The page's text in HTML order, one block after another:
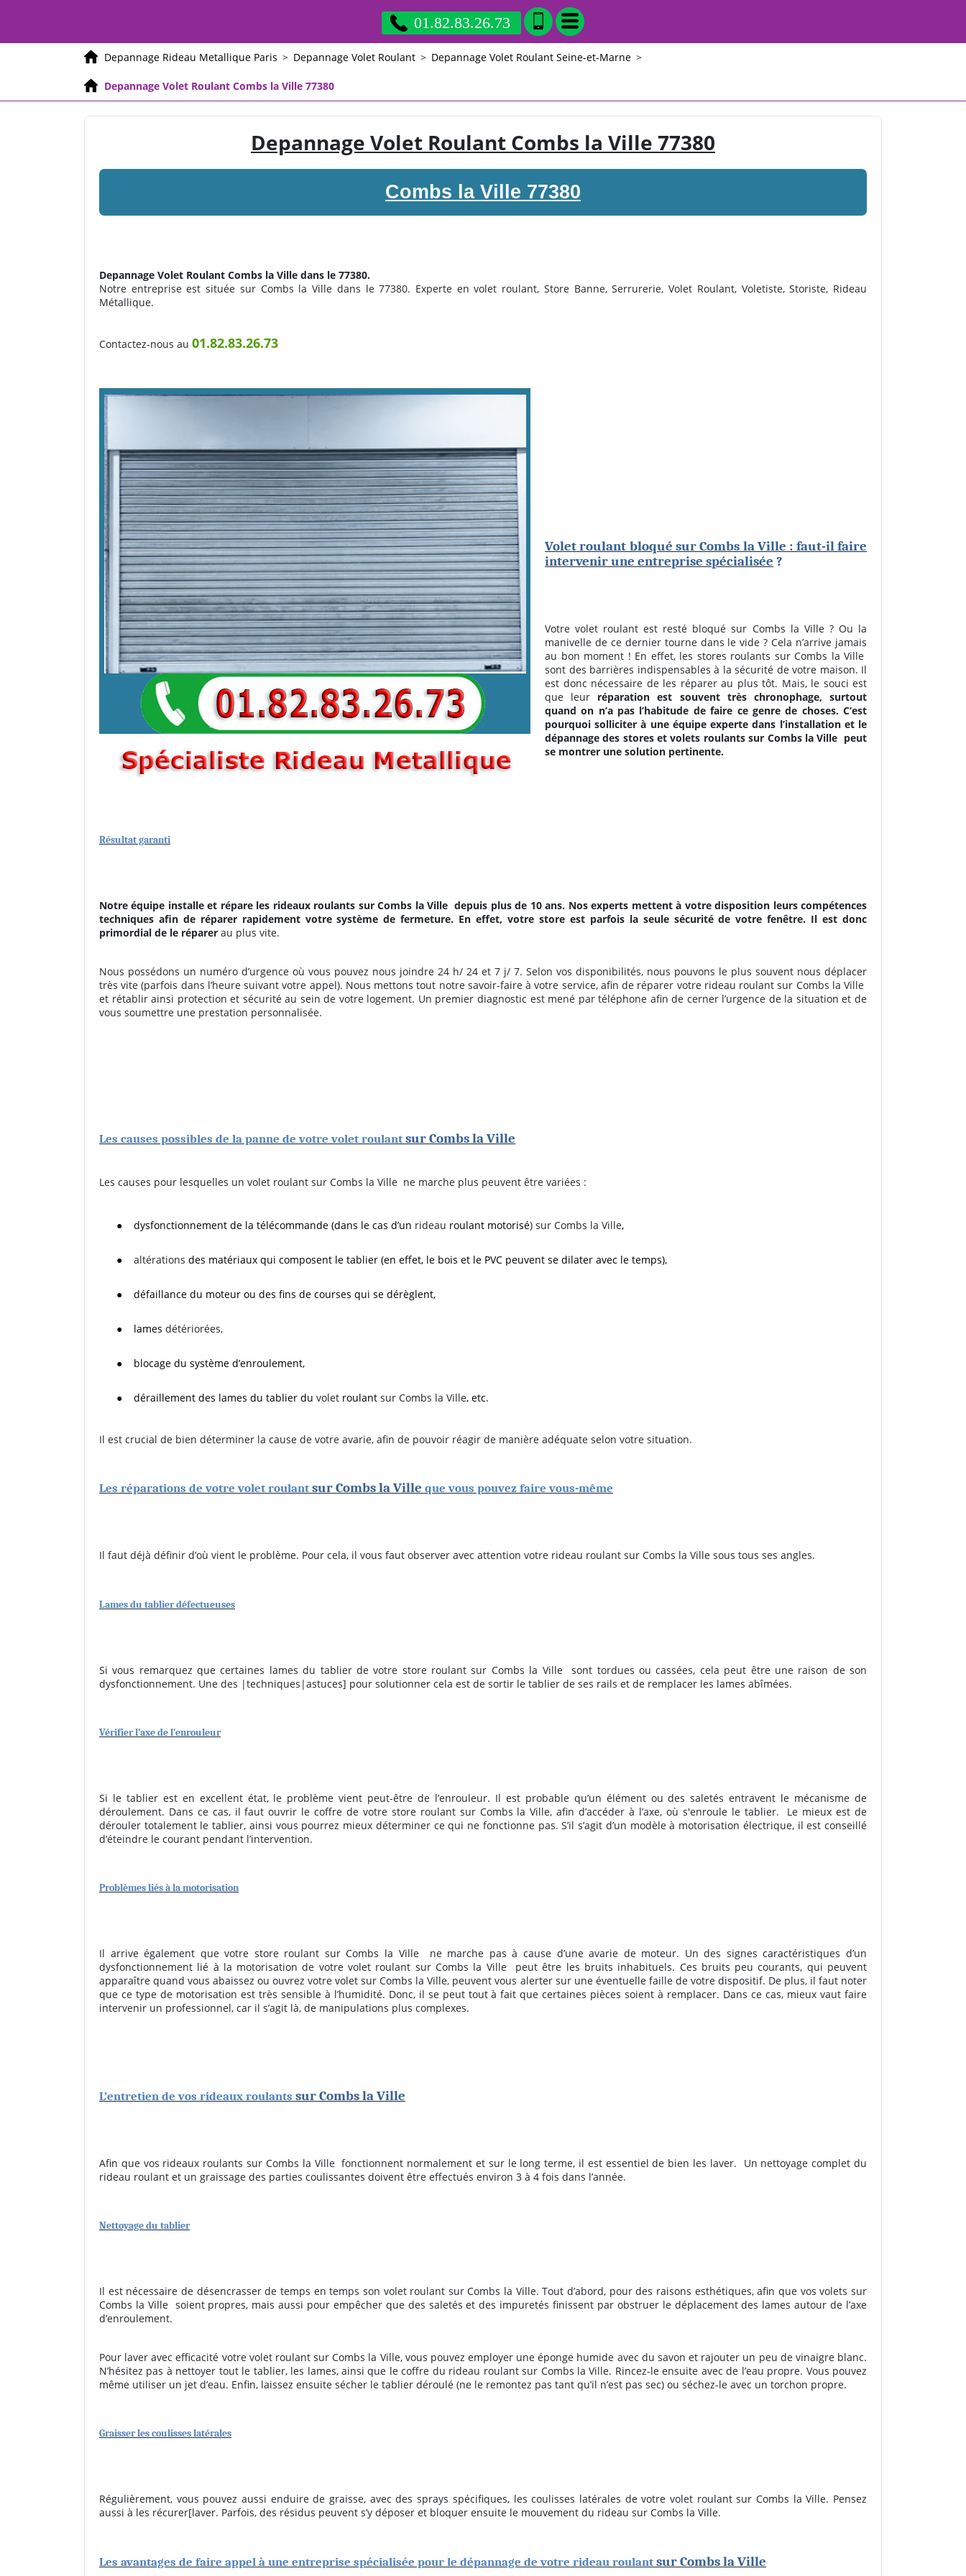
01.82.83.26.73
Depannage Rideau Metallique Paris > Depannage Volet Roulant > Depannage Volet Roulant Seine-et-Marne >
Depannage Volet Roulant Combs la Ville 77380
Depannage Volet Roulant Combs la Ville 77380
Combs la Ville 77380
Depannage Volet Roulant Combs la Ville dans le 77380.
Notre entreprise est située sur Combs la Ville dans le 77380. Experte en volet roulant, Store Banne, Serrurerie, Volet Roulant, Voletiste, Storiste, Rideau
Métallique.
Contactez-nous au 01.82.83.26.73
Volet roulant bloqué sur Combs la Ville : faut-il faire
intervenir une entreprise spécialisée ?
Votre volet roulant est resté bloqué sur Combs la Ville ? Ou la
manivelle de ce dernier tourne dans le vide ? Cela n’arrive jamais
au bon moment ! En effet, les stores roulants sur Combs la Ville
sont des barrières indispensables à la sécurité de votre maison. Il
est donc nécessaire de les réparer au plus tôt. Mais, le souci est
que leur réparation est souvent très chronophage, surtout
quand on n’a pas l’habitude de faire ce genre de choses. C’est
pourquoi solliciter à une équipe experte dans l’installation et le
dépannage des stores et volets roulants sur Combs la Ville peut
se montrer une solution pertinente.
Résultat garanti
Notre équipe installe et répare les rideaux roulants sur Combs la Ville depuis plus de 10 ans. Nos experts mettent à votre disposition leurs compétences
techniques afin de réparer rapidement votre système de fermeture. En effet, votre store est parfois la seule sécurité de votre fenêtre. Il est donc
primordial de le réparer au plus vite.
Nous possédons un numéro d’urgence où vous pouvez nous joindre 24 h/ 24 et 7 j/ 7. Selon vos disponibilités, nous pouvons le plus souvent nous déplacer
très vite (parfois dans l’heure suivant votre appel). Nous mettons tout notre savoir-faire à votre service, afin de réparer votre rideau roulant sur Combs la Ville
et rétablir ainsi protection et sécurité au sein de votre logement. Un premier diagnostic est mené par téléphone afin de cerner l’urgence de la situation et de
vous soumettre une prestation personnalisée.
Les causes possibles de la panne de votre volet roulant sur Combs la Ville
Les causes pour lesquelles un volet roulant sur Combs la Ville ne marche plus peuvent être variées :
● dysfonctionnement de la télécommande (dans le cas d’un rideau roulant motorisé) sur Combs la Ville,
● altérations des matériaux qui composent le tablier (en effet, le bois et le PVC peuvent se dilater avec le temps),
● défaillance du moteur ou des fins de courses qui se dérèglent,
● lames détériorées,
● blocage du système d’enroulement,
● déraillement des lames du tablier du volet roulant sur Combs la Ville, etc.
Il est crucial de bien déterminer la cause de votre avarie, afin de pouvoir réagir de manière adéquate selon votre situation.
Les réparations de votre volet roulant sur Combs la Ville que vous pouvez faire vous-même
Il faut déjà définir d’où vient le problème. Pour cela, il vous faut observer avec attention votre rideau roulant sur Combs la Ville sous tous ses angles.
Lames du tablier défectueuses
Si vous remarquez que certaines lames du tablier de votre store roulant sur Combs la Ville
sont tordues ou cassées, cela peut être une raison de son
dysfonctionnement. Une des |techniques|astuces] pour solutionner cela est de sortir le tablier de ses rails et de remplacer les lames abîmées.
Vérifier l’axe de l’enrouleur
Si le tablier est en excellent état, le problème vient peut-être de l’enrouleur. Il est probable qu’un élément ou des saletés entravent le mécanisme de
déroulement. Dans ce cas, il faut ouvrir le coffre de votre store roulant sur Combs la Ville, afin d’accéder à l’axe, où s'enroule le tablier.
Le mieux est de
dérouler totalement le tablier, ainsi vous pourrez mieux déterminer ce qui ne fonctionne pas. S’il s’agit d’un modèle à motorisation électrique, il est conseillé
d’éteindre le courant pendant l’intervention.
Problèmes liés à la motorisation
Il arrive également que votre store roulant sur Combs la Ville
ne marche pas à cause d’une avarie de moteur. Un des signes caractéristiques d’un
dysfonctionnement lié à la motorisation de votre volet roulant sur Combs la Ville
peut être les bruits inhabituels. Ces bruits peu courants, qui peuvent
apparaître quand vous abaissez ou ouvrez votre volet sur Combs la Ville, peuvent vous alerter sur une éventuelle faille de votre dispositif. De plus, il faut noter
que ce type de motorisation est très sensible à l’humidité. Donc, il se peut tout à fait que certaines pièces soient à remplacer. Dans ce cas, mieux vaut faire
intervenir un professionnel, car il s’agit là, de manipulations plus complexes.
L’entretien de vos rideaux roulants sur Combs la Ville
Afin que vos rideaux roulants sur Combs la Ville fonctionnent normalement et sur le long terme, il est essentiel de bien les laver. Un nettoyage complet du
rideau roulant et un graissage des parties coulissantes doivent être effectués environ 3 à 4 fois dans l’année.
Nettoyage du tablier
Il est nécessaire de désencrasser de temps en temps son volet roulant sur Combs la Ville. Tout d’abord, pour des raisons esthétiques, afin que vos volets sur
Combs la Ville soient propres, mais aussi pour empêcher que des saletés et des impuretés finissent par obstruer le déplacement des lames autour de l’axe
d’enroulement.
Pour laver avec efficacité votre volet roulant sur Combs la Ville, vous pouvez employer une éponge humide avec du savon et rajouter un peu de vinaigre blanc.
N’hésitez pas à nettoyer tout le tablier, les lames, ainsi que le coffre du rideau roulant sur Combs la Ville. Rincez-le ensuite avec de l’eau propre. Vous pouvez
même utiliser un jet d’eau. Enfin, laissez ensuite sécher le tablier déroulé (ne le remontez pas tant qu’il n’est pas sec) ou séchez-le avec un torchon propre.
Graisser les coulisses latérales
Régulièrement, vous pouvez aussi enduire de graisse, avec des sprays spécifiques, les coulisses latérales de votre volet roulant sur Combs la Ville. Pensez
aussi à les récurer[laver. Parfois, des résidus peuvent s’y déposer et bloquer ensuite le mouvement du rideau sur Combs la Ville.
Les avantages de faire appel à une entreprise spécialisée pour le dépannage de votre rideau roulant sur Combs la Ville